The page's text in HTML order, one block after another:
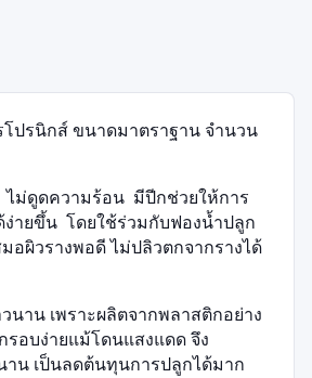
โปรนิกส์ ขนาดมาตราฐาน จำนวน
ม่ดูดความร้อน มีปีกช่วยให้การ
ง่ายขึ้น โดยใช้ร่วมกับฟองน้ำปลูก
อผิวรางพอดี ไม่ปลิวตกจากรางได้
นาน เพราะผลิตจากพลาสติกอย่าง
รอบง่ายแม้โดนแสงแดด จึง
าน เป็นลดต้นทุนการปลูกได้มาก